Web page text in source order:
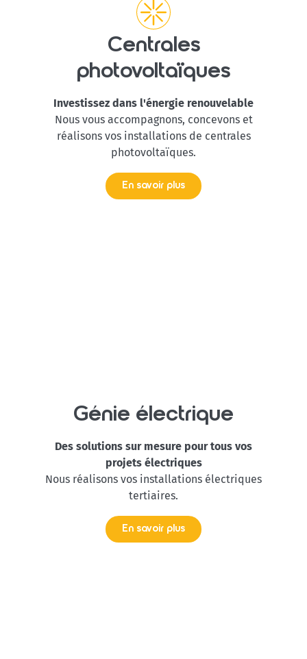
Centrales
photovoltaïques
Investissez dans l'énergie renouvelable
Nous vous accompagnons, concevons et
réalisons vos installations de centrales
photovoltaïques.
En savoir plus
Génie électrique
Des solutions sur mesure pour tous vos
projets électriques
Nous réalisons vos installations électriques
tertiaires.
En savoir plus